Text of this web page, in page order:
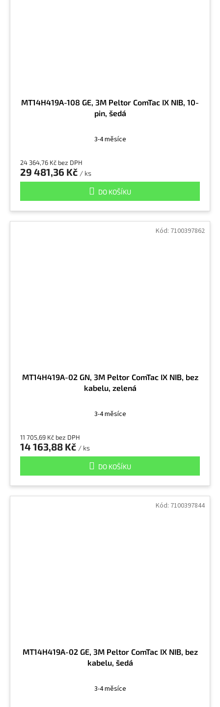
MT14H419A-108 GE, 3M Peltor ComTac IX NIB, 10-
pin, šedá
3-4 měsíce
24 364,76 Kč bez DPH
29 481,36 Kč / ks
DO KOŠÍKU
MT14H419A-02 GN, 3M Peltor ComTac IX NIB, bez
kabelu, zelená
3-4 měsíce
11 705,69 Kč bez DPH
14 163,88 Kč / ks
DO KOŠÍKU
Kód: 7100397862
MT14H419A-02 GE, 3M Peltor ComTac IX NIB, bez
kabelu, šedá
3-4 měsíce
Kód: 7100397844